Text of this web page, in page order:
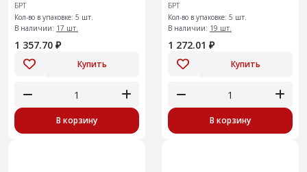
БРТ
Кол-во в упаковке: 5 шт.
В наличии: 17 шт.
1 357.70 ₽
Купить
В корзину
17 1.4/1.6, 8V с ролик
БРТ
Кол-во в упаковке: 5 шт.
В наличии: 19 шт.
1 272.01 ₽
Купить
В корзину